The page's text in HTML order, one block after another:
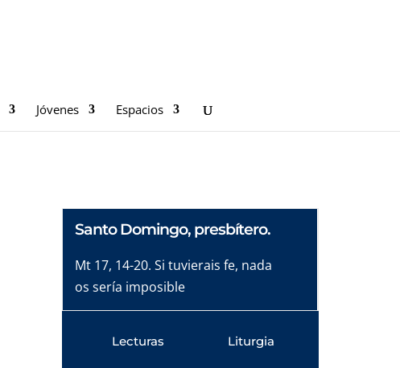
Jóvenes Espacios
Santo Domingo, presbítero.
Mt 17, 14-20. Si tuvierais fe, nada
os sería imposible
Lecturas Liturgia